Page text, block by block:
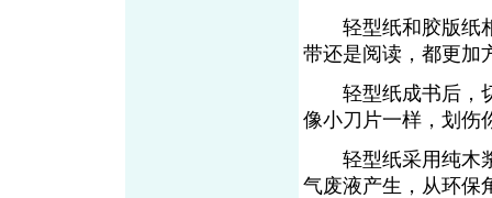
轻型纸和胶版纸相
带还是阅读，都更加
轻型纸成书后，切
像小刀片一样，划
轻型纸采用纯木浆
气废液产生，从环